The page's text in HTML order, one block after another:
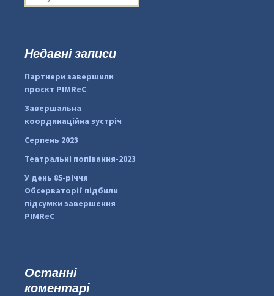
#PipIvanToday
pimrec_project
о
:Недавні записи
Партнери завершили
проєкт PIMReC
Завершальна
координаційна зустріч
Серпень 2023
Театральні попівання-2023
У день 85-річчя
Обсерваторії підбили
підсумки завершення
PIMReC
Останні
коментарі